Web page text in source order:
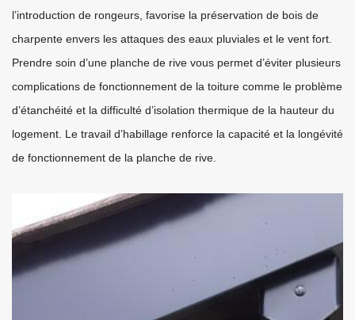
l’introduction de rongeurs, favorise la préservation de bois de
charpente envers les attaques des eaux pluviales et le vent fort.
Prendre soin d’une planche de rive vous permet d’éviter plusieurs
complications de fonctionnement de la toiture comme le problème
d’étanchéité et la difficulté d’isolation thermique de la hauteur du
logement. Le travail d’habillage renforce la capacité et la longévité
de fonctionnement de la planche de rive.